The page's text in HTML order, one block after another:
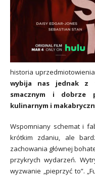
historia
wybija nas jednak z
smacznym i dobrze
kulinarnym i
Wspomniany schemat i
krótkim zdaniu, ale
zachowania głównej
przykrych wydarzeń.
wyzwanie „pieprzyć to”.